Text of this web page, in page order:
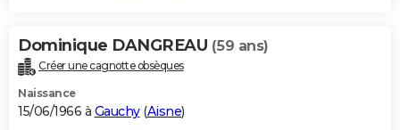
Bricolage
Lifestyle
Culture
Sport
Auto
Television
Voyage
Cinema
Dominique DANGREAU (59 ans)
Créer une cagnotte obsèques
Naissance
15/06/1966 à Gauchy(Aisne)